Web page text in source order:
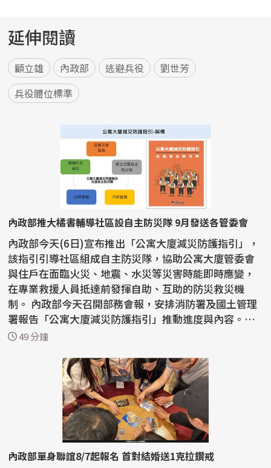
延伸閱讀
顧立雄 內政部 逃避兵役
劉世芳
兵役體位標準
內政部推大橘書輔導社區設自主防災隊 9月發送各管委會
內政部今天(6日)宣布推出「公寓大廈減災防護指引」，
該指引引導社區組成自主防災隊，協助公寓大廈管委會
與住戶在面臨火災、地震、水災等災害時能即時應變，
在專業救援人員抵達前發揮自助、互助的防災救災機
制。 內政部今天召開部務會報，安排消防署及國土管理
署報告「公寓大廈減災防護指引」推動進度與內容。內
政部長...
49 分鐘
內政部單身聯誼8/7起報名 首對結婚送1克拉鑽戒